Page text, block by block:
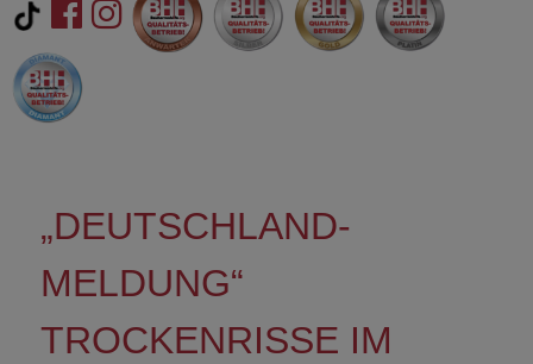
„DEUTSCHLAND-
MELDUNG“
TROCKENRISSE IM